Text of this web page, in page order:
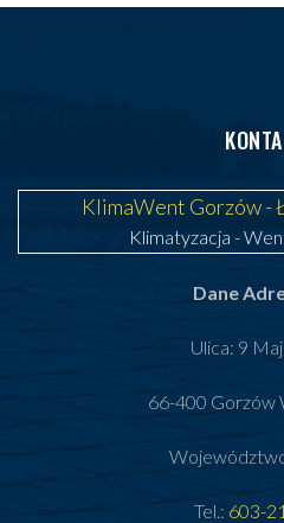
KlimaWent Gorzów -
Klimatyzacja -
Dane
Ulica: 9
66-400 Gorzów
Tel.: 603-